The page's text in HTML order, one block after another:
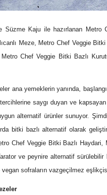
Süzme Kaju ile hazırlanan Metro
Meze, Metro Chef Veggie
Chef Veggie Bitki Bazlı
ana yemeklerin yanında,
saygı duyan ve
alternatif ürünler sunuyor.
bitki bazlı alternatif olarak
Chef Veggie Bitki Bazlı
ve peynire alternatif
sofraların vazgeçilmez